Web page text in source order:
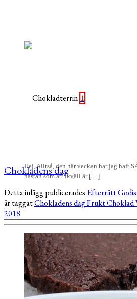
1
Hej, Alltså, den här veckan har jag haft
nästan som att ikväll är […]
Chokladens dag
Detta inlägg publicerades EfterrättGodis
är taggatChokladens dagFruktChoklad
2018